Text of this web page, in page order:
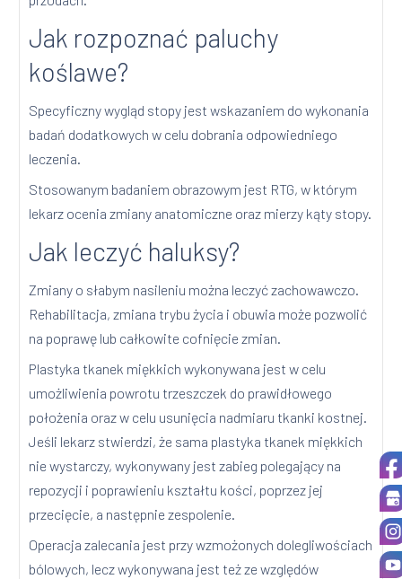
Jak rozpoznać paluchy
koślawe?
Specyficzny wygląd stopy jest wskazaniem do wykonania
badań dodatkowych w celu dobrania odpowiedniego
leczenia.
Stosowanym badaniem obrazowym jest RTG, w którym
lekarz ocenia zmiany anatomiczne oraz mierzy kąty stopy.
Jak leczyć haluksy?
Zmiany o słabym nasileniu można leczyć zachowawczo.
Rehabilitacja, zmiana trybu życia i obuwia może pozwolić
na poprawę lub całkowite cofnięcie zmian.
Plastyka tkanek miękkich wykonywana jest w celu
umożliwienia powrotu trzeszczek do prawidłowego
położenia oraz w celu usunięcia nadmiaru tkanki kostnej.
Jeśli lekarz stwierdzi, że sama plastyka tkanek miękkich
nie wystarczy, wykonywany jest zabieg polegający na
repozycji i poprawieniu kształtu kości, poprzez jej
przecięcie, a następnie zespolenie.
Operacja zalecania jest przy wzmożonych dolegliwościach
bólowych, lecz wykonywana jest też ze względów